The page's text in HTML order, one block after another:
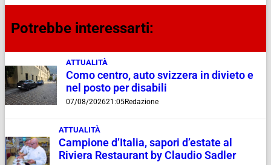
Potrebbe interessarti:
ATTUALITÀ
Como centro, auto svizzera in divieto e
nel posto per disabili
07/08/202621:05Redazione
ATTUALITÀ
Campione d’Italia, sapori d’estate al
Riviera Restaurant by Claudio Sadler